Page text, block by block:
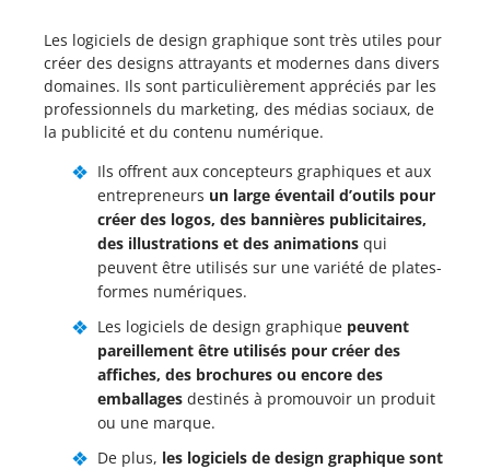
Les logiciels de design graphique sont très utiles pour
créer des designs attrayants et modernes dans divers
domaines. Ils sont particulièrement appréciés par les
professionnels du marketing, des médias sociaux, de
la publicité et du contenu numérique.
Ils offrent aux concepteurs graphiques et aux
entrepreneurs un large éventail d’outils pour
créer des logos, des bannières publicitaires,
des illustrations et des animations qui
peuvent être utilisés sur une variété de plates-
formes numériques.
Les logiciels de design graphique peuvent
pareillement être utilisés pour créer des
affiches, des brochures ou encore des
emballages destinés à promouvoir un produit
ou une marque.
De plus, les logiciels de design graphique sont